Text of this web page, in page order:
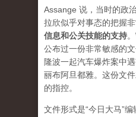
Assange 说，当时的政
拉欣似乎对事态的把握
信息和公关技能的支持
公布过一份非常敏感的
隆波一起汽车爆炸案中
丽布阿旦都雅。这份文
的指控。
文件形式是“今日大马”